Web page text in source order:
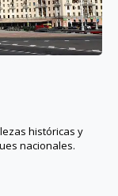
históricas y
nacionales.